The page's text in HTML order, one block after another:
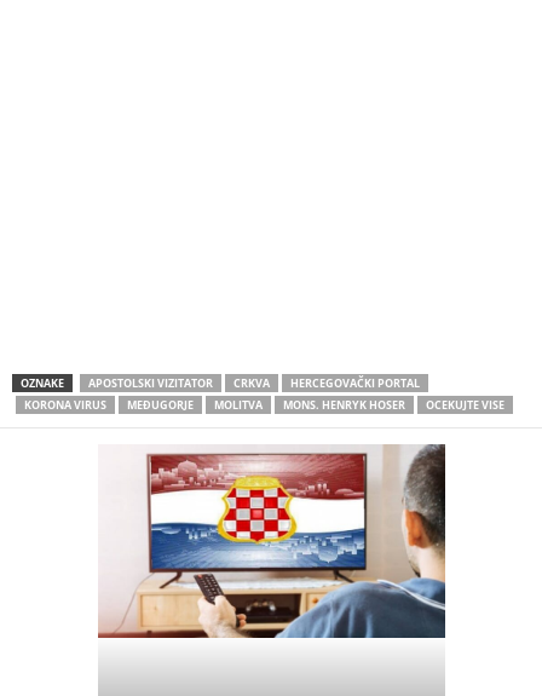
OZNAKE APOSTOLSKI VIZITATOR CRKVA
HERCEGOVAČKI PORTAL
KORONA VIRUS
MEĐUGORJE MOLITVA MONS. HENRYK HOSER OCEKUJTE VISE